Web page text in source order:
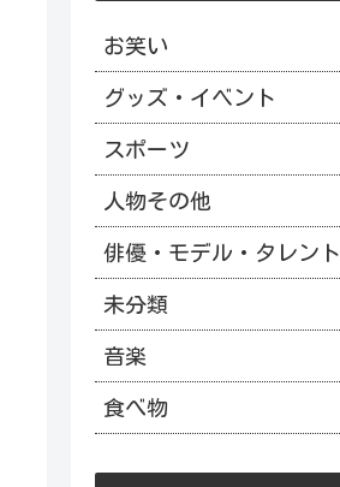
お笑い
グッズ・イベント
スポーツ
人物その他
俳優・モデル・タレント
未分類
音楽
食べ物